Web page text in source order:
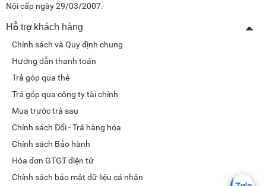
Nội cấp ngày 29/03/2007.
Hỗ trợ khách hàng
Chính sách và Quy định chung
Hướng dẫn thanh toán
Trả góp qua thẻ
Trả góp qua công ty tài chính
Mua trước trả sau
Chính sách Đổi - Trả hàng hóa
Chính sách Bảo hành
Hóa đơn GTGT điện tử
Chính sách bảo mật dữ liệu cá nhân